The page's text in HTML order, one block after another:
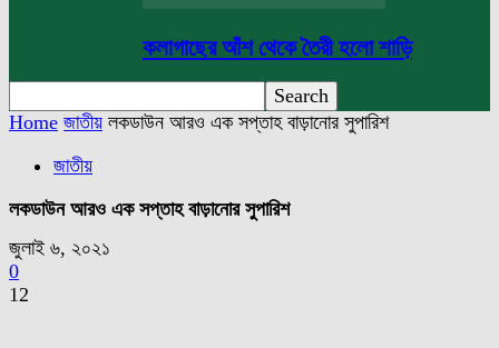
কলাগাছের আঁশ থেকে তৈরী হলো শাড়ি
Home জাতীয় লকডাউন আরও এক সপ্তাহ বাড়ানোর সুপারিশ
জাতীয়
লকডাউন আরও এক সপ্তাহ বাড়ানোর সুপারিশ
জুলাই ৬, ২০২১
0
12